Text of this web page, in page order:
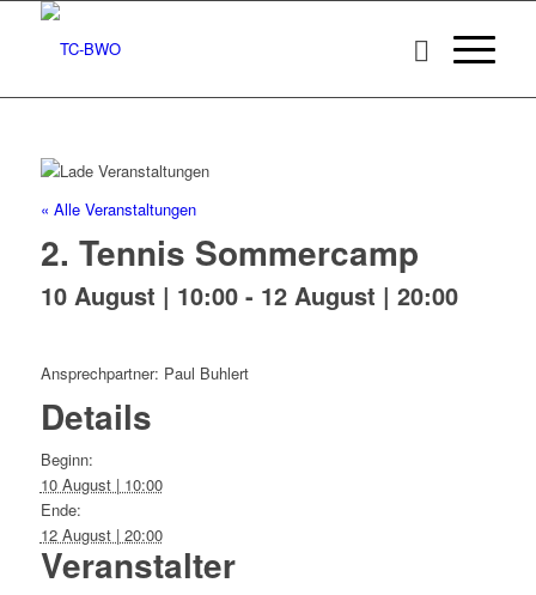
« Alle Veranstaltungen
2. Tennis Sommercamp
10 August | 10:00- 12 August | 20:00
Ansprechpartner: Paul Buhlert
Details
Beginn:
10 August | 10:00
Ende:
12 August | 20:00
Veranstalter